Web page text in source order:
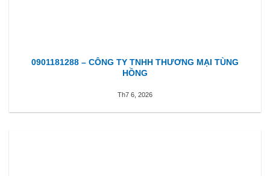
0901181288 – CÔNG TY TNHH THƯƠNG MẠI TÙNG
HỒNG
Th7 6, 2026